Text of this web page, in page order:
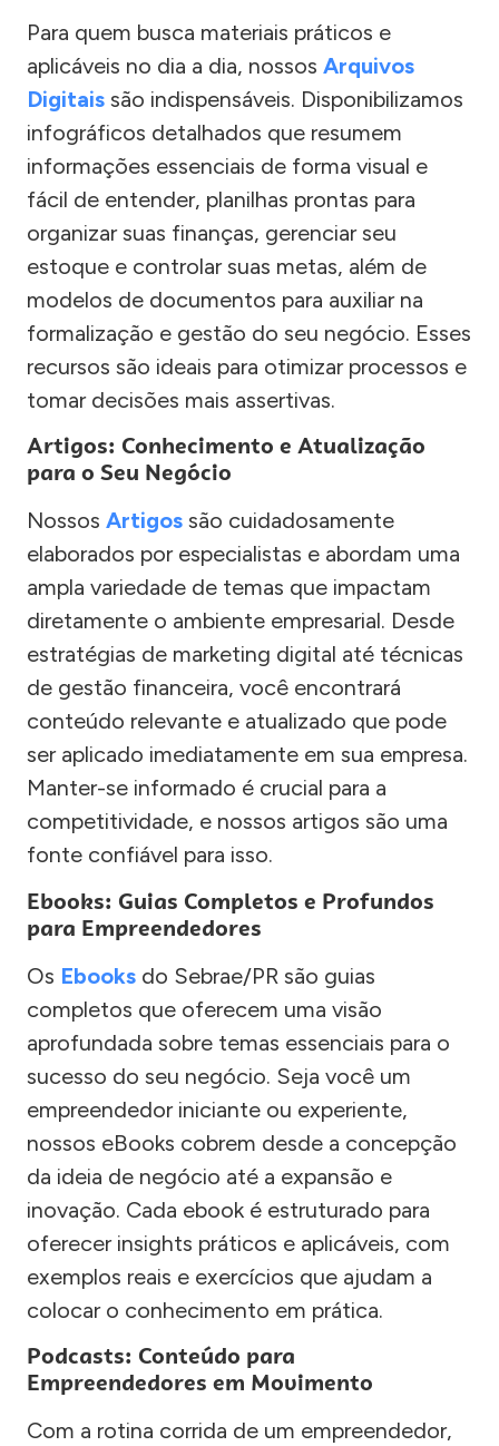
Para quem busca materiais práticos e
aplicáveis no dia a dia, nossos Arquivos
Digitais são indispensáveis. Disponibilizamos
infográficos detalhados que resumem
informações essenciais de forma visual e
fácil de entender, planilhas prontas para
organizar suas finanças, gerenciar seu
estoque e controlar suas metas, além de
modelos de documentos para auxiliar na
formalização e gestão do seu negócio. Esses
recursos são ideais para otimizar processos e
tomar decisões mais assertivas.
Artigos: Conhecimento e Atualização
para o Seu Negócio
Nossos Artigos são cuidadosamente
elaborados por especialistas e abordam uma
ampla variedade de temas que impactam
diretamente o ambiente empresarial. Desde
estratégias de marketing digital até técnicas
de gestão financeira, você encontrará
conteúdo relevante e atualizado que pode
ser aplicado imediatamente em sua empresa.
Manter-se informado é crucial para a
competitividade, e nossos artigos são uma
fonte confiável para isso.
Ebooks: Guias Completos e Profundos
para Empreendedores
Os Ebooks do Sebrae/PR são guias
completos que oferecem uma visão
aprofundada sobre temas essenciais para o
sucesso do seu negócio. Seja você um
empreendedor iniciante ou experiente,
nossos eBooks cobrem desde a concepção
da ideia de negócio até a expansão e
inovação. Cada ebook é estruturado para
oferecer insights práticos e aplicáveis, com
exemplos reais e exercícios que ajudam a
colocar o conhecimento em prática.
Podcasts: Conteúdo para
Empreendedores em Movimento
Com a rotina corrida de um empreendedor,